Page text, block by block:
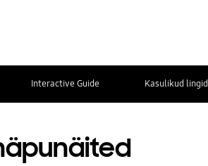
Interactive Guide Kasulikud lingid